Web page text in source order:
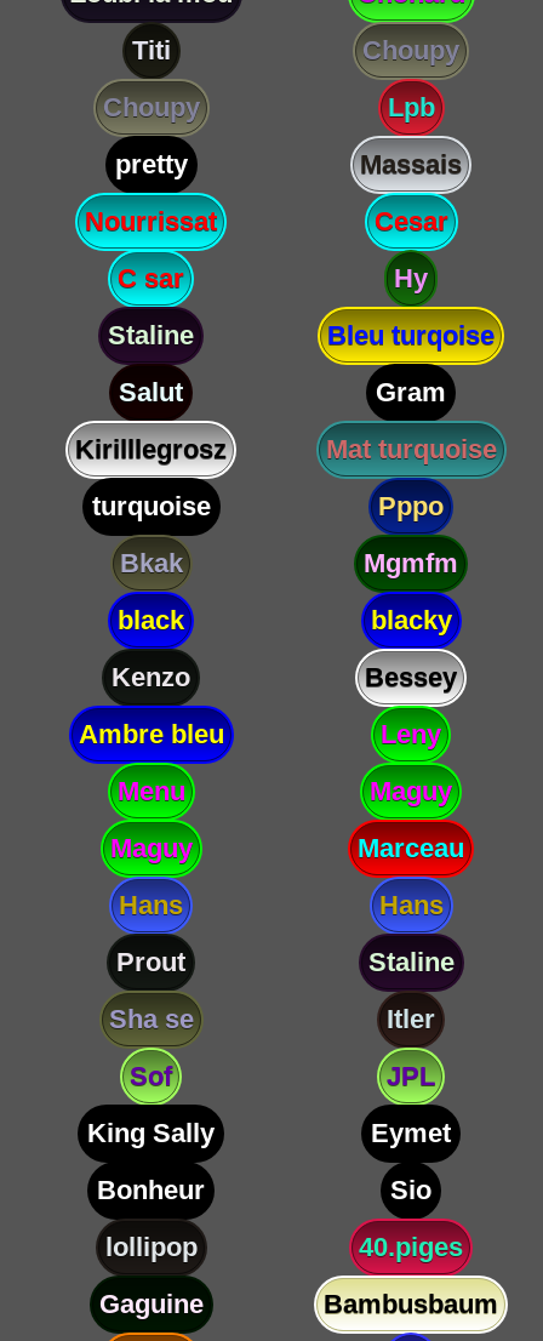
Titi
Choupy
Choupy
Lpb
pretty
Massais
Nourrissat
Cesar
C sar
Hy
Staline
Bleu turqoise
Salut
Gram
Kirilllegrosz
Mat turquoise
turquoise
Pppo
Bkak
Mgmfm
black
blacky
Kenzo
Bessey
Ambre bleu
Leny
Menu
Maguy
Maguy
Marceau
Hans
Hans
Prout
Staline
Sha se
Itler
Sof
JPL
King Sally
Eymet
Bonheur
Sio
lollipop
40.piges
Gaguine
Bambusbaum